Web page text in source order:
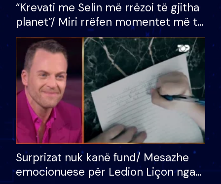
“Krevati me Selin më rrëzoi të gjitha
planet”/ Miri rrëfen momentet më të
bukura në shtëpinë e BB VIP: Do më
mungojë zilja e mëngjesit kur…
Surprizat nuk kanë fund/ Mesazhe
emocionuese për Ledion Liçon nga